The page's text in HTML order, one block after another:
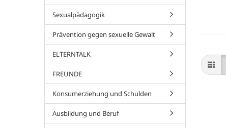
Sexualpädagogik
Prävention gegen sexuelle Gewalt
ELTERNTALK
FREUNDE
Konsumerziehung und Schulden
Ausbildung und Beruf